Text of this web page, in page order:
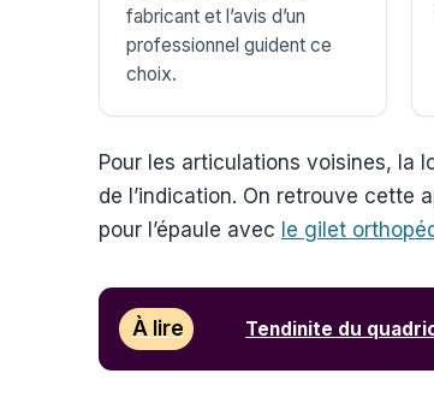
fabricant et l’avis d’un
professionnel guident ce
choix.
Pour les articulations voisines, la
de l’indication. On retrouve cette
pour l’épaule avec le gilet
À lire Tendinite du